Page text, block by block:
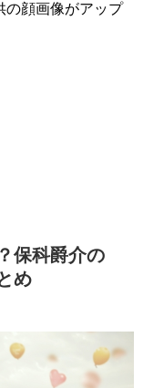
の顔画像がアップ
保科爵介の
め